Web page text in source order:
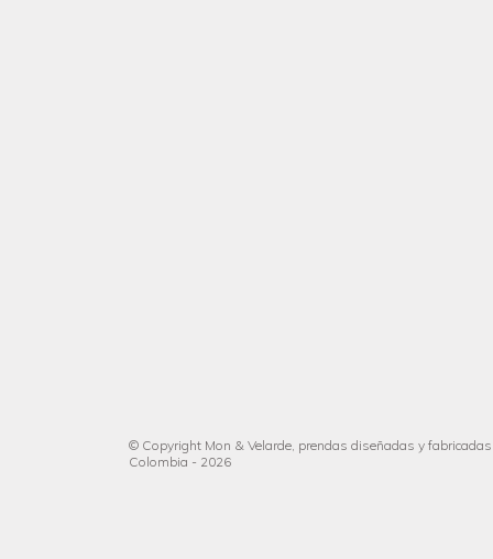
© Copyright Mon & Velarde, prendas diseñadas y
Colombia - 2026